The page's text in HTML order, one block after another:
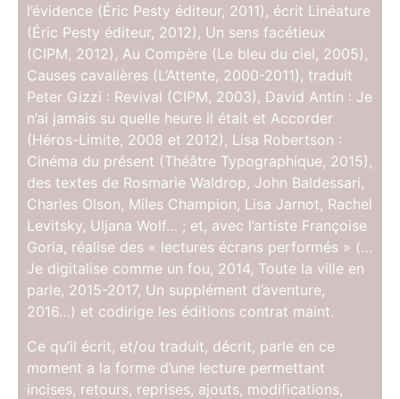
l’évidence (Éric Pesty éditeur, 2011), écrit Linéature
(Éric Pesty éditeur, 2012), Un sens facétieux
(CIPM, 2012), Au Compère (Le bleu du ciel, 2005),
Causes cavalières (L’Attente, 2000-2011), traduit
Peter Gizzi : Revival (CIPM, 2003), David Antin : Je
n’ai jamais su quelle heure il était et Accorder
(Héros-Limite, 2008 et 2012), Lisa Robertson :
Cinéma du présent (Théâtre Typographique, 2015),
des textes de Rosmarie Waldrop, John Baldessari,
Charles Olson, Miles Champion, Lisa Jarnot, Rachel
Levitsky, Uljana Wolf… ; et, avec l’artiste Françoise
Goria, réalise des « lectures écrans performés » (…
Je digitalise comme un fou, 2014, Toute la ville en
parle, 2015-2017, Un supplément d’aventure,
2016…) et codirige les éditions contrat maint.
Ce qu’il écrit, et/ou traduit, décrit, parle en ce
moment a la forme d’une lecture permettant
incises, retours, reprises, ajouts, modifications,